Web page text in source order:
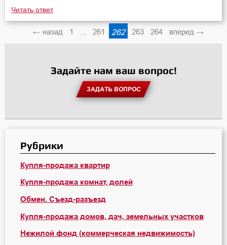
Читать ответ
← назад 1 261 262 263 264 вперед →
Задайте нам ваш вопрос!
ЗАДАТЬ ВОПРОС
Рубрики
Купля-продажа квартир
Купля-продажа комнат, долей
Обмен. Съезд-разъезд
Купля-продажа домов, дач, земельных участков
Нежилой фонд (коммерческая недвижимость)